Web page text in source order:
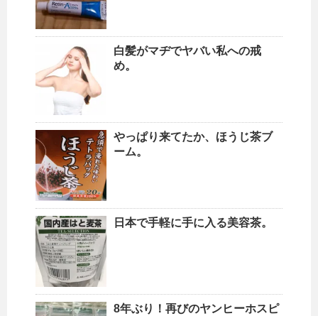
白髪がマヂでヤバい私への戒
め。
やっぱり来てたか、ほうじ茶ブ
ーム。
日本で手軽に手に入る美容茶。
8年ぶり！再びのヤンヒーホスピ